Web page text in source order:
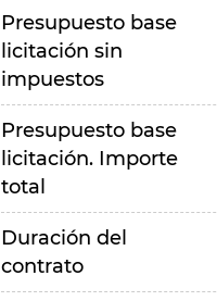
Presupuesto base
licitación sin
impuestos
Presupuesto base
licitación. Importe
total
Duración del
contrato